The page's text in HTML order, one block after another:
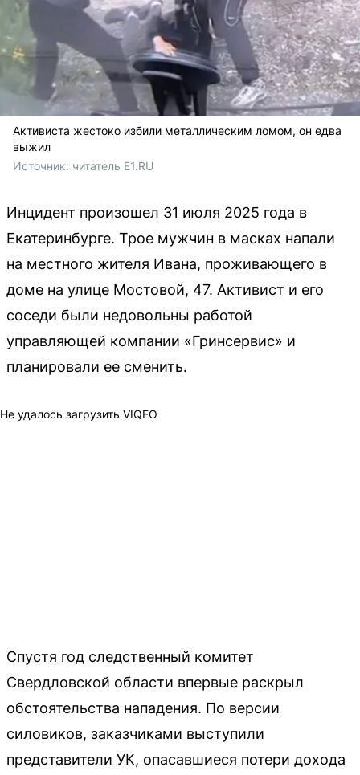
Активиста жестоко избили металлическим ломом, он едва
выжил
Источник: читатель E1.RU
Инцидент произошел 31 июля 2025 года в
Екатеринбурге. Трое мужчин в масках напали
на местного жителя Ивана, проживающего в
доме на улице Мостовой, 47. Активист и его
соседи были недовольны работой
управляющей компании «Гринсервис» и
планировали ее сменить.
Не удалось загрузить VIQEO
Спустя год следственный комитет
Свердловской области впервые раскрыл
обстоятельства нападения. По версии
силовиков, заказчиками выступили
представители УК, опасавшиеся потери дохода